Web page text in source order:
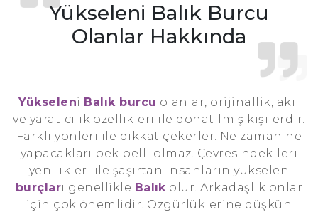
Yükseleni Balık Burcu
Olanlar Hakkında
Yükseleni Balık burcu olanlar, orijinallik, akıl
ve yaratıcılık özellikleri ile donatılmış kişilerdir.
Farklı yönleri ile dikkat çekerler. Ne zaman ne
yapacakları pek belli olmaz. Çevresindekileri
yenilikleri ile şaşırtan insanların yükselen
burçları genellikle Balıkolur. Arkadaşlık onlar
için çok önemlidir. Özgürlüklerine düşkün